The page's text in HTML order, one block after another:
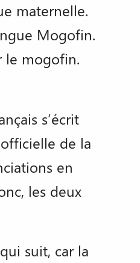
maternelle.
Mogofin.
le mogofin.
s’écrit
de la
en
les deux
suit, car la